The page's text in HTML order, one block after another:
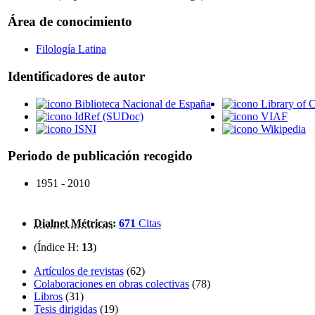
Área de conocimiento
Filología Latina
Identificadores de autor
Biblioteca Nacional de España
IdRef (SUDoc)
ISNI
Library of
VIAF
Wikipedia
Periodo de publicación recogido
1951 - 2010
Dialnet Métricas: 671 Citas
(Índice H: 13)
Artículos de revistas (62)
Colaboraciones en obras colectivas (78)
Libros (31)
Tesis dirigidas (19)